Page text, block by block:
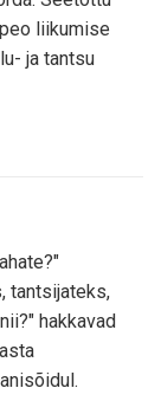
liikumise
ja tantsu
tantsijateks,
hakkavad